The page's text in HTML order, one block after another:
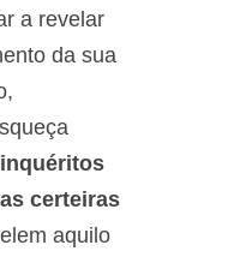
a revelar
da sua
inquéritos
certeiras
aquilo